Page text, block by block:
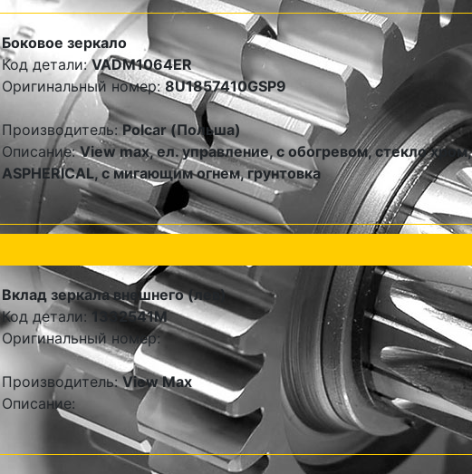
Боковое зеркало
Код детали:VADM1064ER
Оригинальный номер:8U1857410GSP9
Производитель:Polcar (Польша)
Описание:View max, ел. управление, с обогревом, стекло хром,
ASPHERICAL, с мигающим огнем, грунтовка
Вклад зеркала внешнего (лев)
Код детали:1332541M
Оригинальный номер:
Производитель:View Max
Описание: